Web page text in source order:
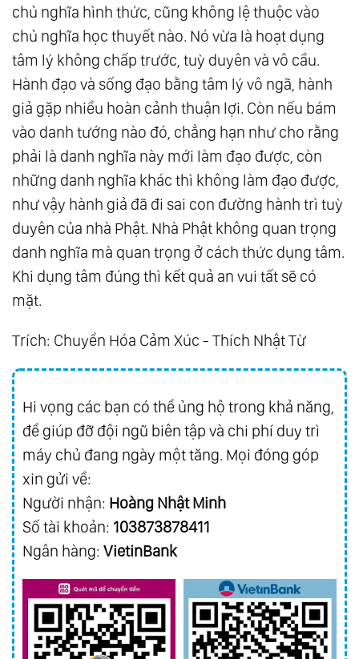
chủ nghĩa hình thức, cũng không lệ thuộc vào
chủ nghĩa học thuyết nào. Nó vừa là hoạt dụng
tâm lý không chấp trước, tuỳ duyên và vô cầu.
Hành đạo và sống đạo bằng tâm lý vô ngã, hành
giả gặp nhiều hoàn cảnh thuận lợi. Còn nếu bám
vào danh tướng nào đó, chẳng hạn như cho rằng
phải là danh nghĩa này mới làm đạo được, còn
những danh nghĩa khác thì không làm đạo được,
như vậy hành giả đã đi sai con đường hành trì tuỳ
duyên của nhà Phật. Nhà Phật không quan trọng
danh nghĩa mà quan trọng ở cách thức dụng tâm.
Khi dụng tâm đúng thì kết quả an vui tất sẽ có
mặt.
Trích: Chuyển Hóa Cảm Xúc - Thích Nhật Từ
Hi vọng các bạn có thể ủng hộ trong khả năng,
để giúp đỡ đội ngũ biên tập và chi phí duy trì
máy chủ đang ngày một tăng. Mọi đóng góp
xin gửi về:
Người nhận: Hoàng Nhật Minh
Số tài khoản: 103873878411
Ngân hàng: VietinBank